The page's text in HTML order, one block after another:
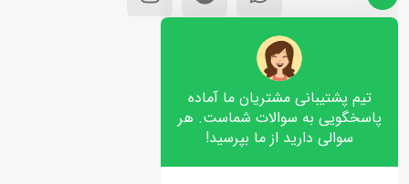
تیم پشتیبانی مشتریان ما آماده
پاسخگویی به سوالات شماست. هر
سوالی دارید از ما بپرسید!